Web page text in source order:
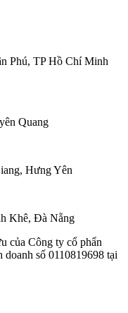
Phú, TP Hồ Chí Minh
Quang
Hưng Yên
Khê, Đà Nẵng
của Công ty cổ phẩn
số 0110819698 tại